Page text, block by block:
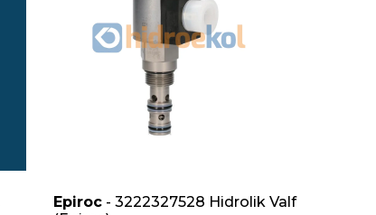
Epiroc- 3222327528 Hidrolik Valf